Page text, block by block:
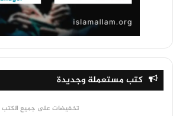
كتب مستعملة وجديدة
تخفيضات على جميع الكتب